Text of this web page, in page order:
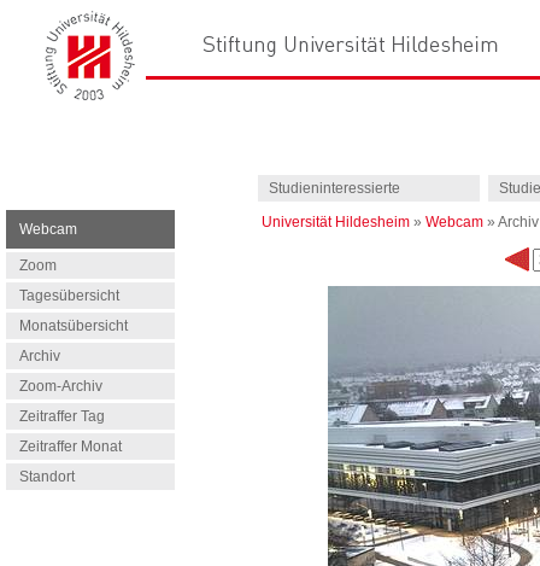
Studieninteressierte
Webcam
Zoom
Tagesübersicht
Monatsübersicht
Archiv
Zoom-Archiv
Zeitraffer Tag
Zeitraffer Monat
Standort
Universität Hildesheim » Webcam » Archiv